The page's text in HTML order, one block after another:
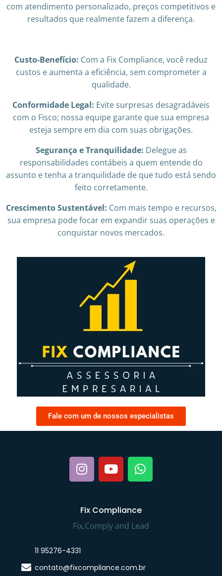
com atendimento personalizado, preços competitivos e
resultados que realmente fazem a diferença.
Custo-Benefício: Com a Fix Compliance, você reduz
custos e aumenta a eficiência, sem comprometer a
qualidade.
Conformidade Legal: Evite surpresas desagradáveis
com o Fisco; nossa equipe garante que sua empresa
esteja sempre em dia com suas obrigações.
Segurança e Tranquilidade: Delegue as
responsabilidades contábeis a quem entende do
assunto e tenha a tranquilidade de que tudo está sendo
feito corretamente.
Crescimento Sustentável: Com mais tempo e recursos,
sua empresa pode focar em expandir suas operações e
conquistar novos mercados.
Fale com um de nossos especialistas
Fix Compliance
Fix,Comply and Lead
11 95276-4331
contato@fixcompliance.com.br